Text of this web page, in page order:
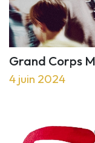
Grand Corps
4 juin 2024